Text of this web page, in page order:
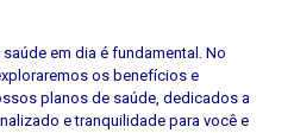
em dia é fundamental. No
os benefícios e
planos de saúde, dedicados a
e tranquilidade para você e